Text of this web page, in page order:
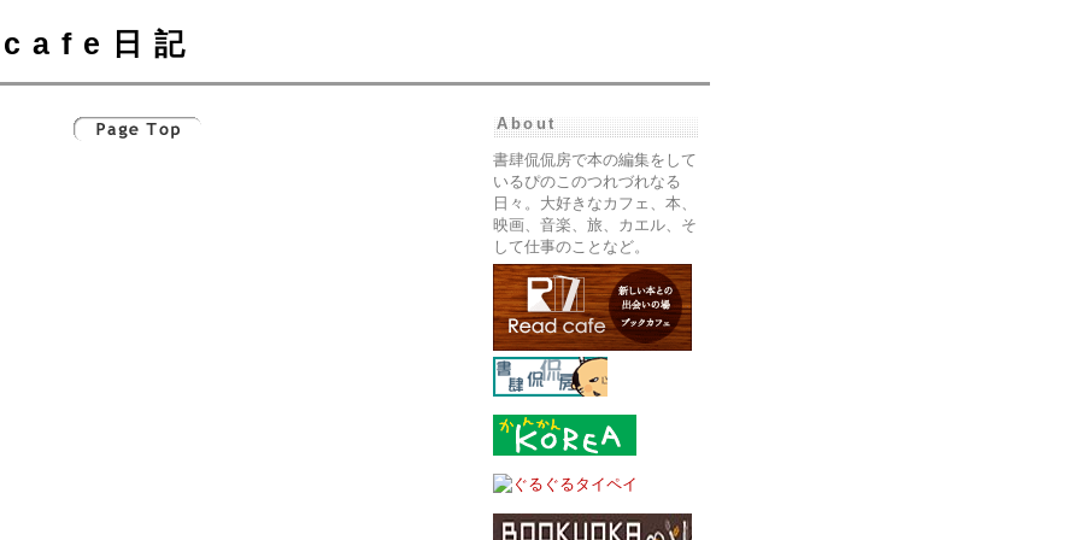
cafe日記
About
書肆侃侃房で本の編集をして
いるぴのこのつれづれなる
日々。大好きなカフェ、本、
映画、音楽、旅、カエル、そ
して仕事のことなど。